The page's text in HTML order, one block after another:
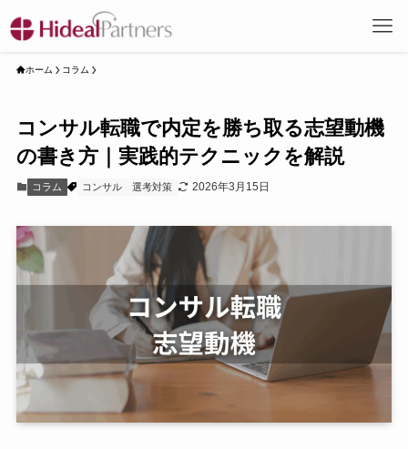
ホーム コラム
コンサル転職で内定を勝ち取る志望動機
の書き方｜実践的テクニックを解説
コラム コンサル 選考対策 2026年3月15日